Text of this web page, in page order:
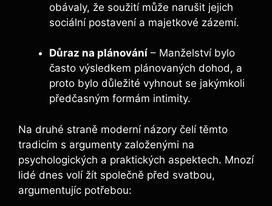
obávaly, že soužití může narušit jejich
sociální postavení a majetkové zázemí.
Důraz na plánování – Manželství bylo
často výsledkem plánovaných dohod, a
proto bylo důležité vyhnout se jakýmkoli
předčasným formám intimity.
Na druhé straně moderní názory čelí těmto
tradicím s argumenty založenými na
psychologických a praktických aspektech. Mnozí
lidé dnes volí žít společně před svatbou,
argumentujíc potřebou: